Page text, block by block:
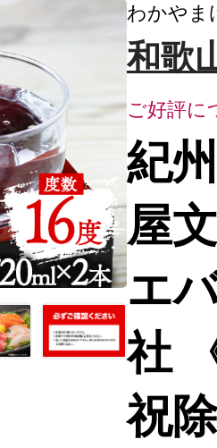
わかやま
和歌
ご好評に
紀
屋
エ
社
祝